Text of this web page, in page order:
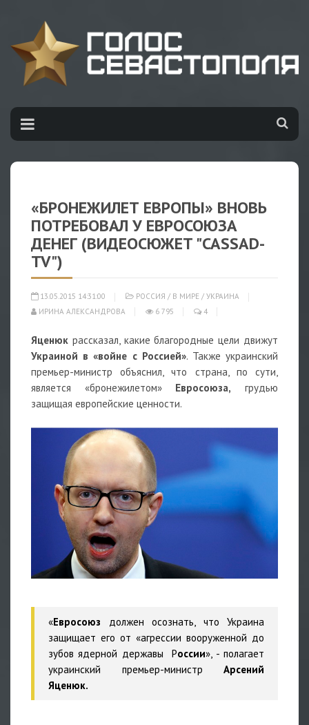
«БРОНЕЖИЛЕТ ЕВРОПЫ» ВНОВЬ
ПОТРЕБОВАЛ У ЕВРОСОЮЗА
ДЕНЕГ (ВИДЕОСЮЖЕТ "CASSAD-
TV")
13.05.2015 14:31:00 РОССИЯ / В МИРЕ / УКРАИНА
ИРИНА АЛЕКСАНДРОВА
6 795 4
Яценюк рассказал, какие благородные цели движут
Украиной в «войне с Россией». Также украинский
премьер-министр объяснил, что страна, по сути,
является «бронежилетом» Евросоюза, грудью
защищая европейские ценности.
«Евросоюз должен осознать, что Украина
защищает его от «агрессии вооруженной до
зубов ядерной державы России», - полагает
украинский премьер-министр Арсений
Яценюк.